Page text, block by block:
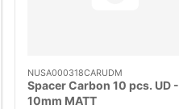
NUSA000318CARUDM
Spacer Carbon 10 pcs. UD -
10mm MATT